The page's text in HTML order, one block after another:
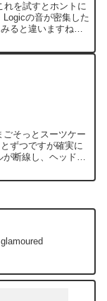
れを試すとホントに
Logicの音が密集した
ると違いますね。
ごそっとスーツケー
ずつですが確実に
断線し、ヘッドフ